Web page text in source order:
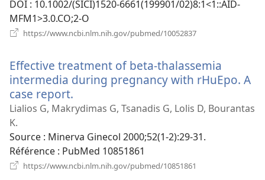
DOI ‎: 10.1002/(SICI)1520-6661(199901/02)8:1<1::AID-
MFM1>3.0.CO;2-O
https://www.ncbi.nlm.nih.gov/pubmed/10052837
fenêtre)
Effective treatment of beta-thalassemia
intermedia during pregnancy with rHuEpo. A
case report.
une
fenêtre)
Lialios G, Makrydimas G, Tsanadis G, Lolis D, Bourantas
K.
Source ‎: Minerva Ginecol 2000;52(1-2):29-31.
Référence ‎: PubMed 10851861
https://www.ncbi.nlm.nih.gov/pubmed/10851861